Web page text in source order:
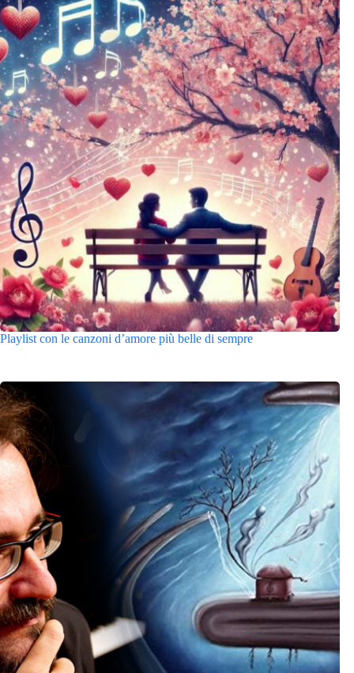
Playlist con le canzoni d’amore più belle di sempre